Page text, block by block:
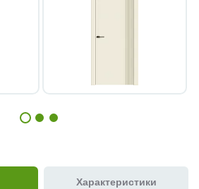
Характеристики